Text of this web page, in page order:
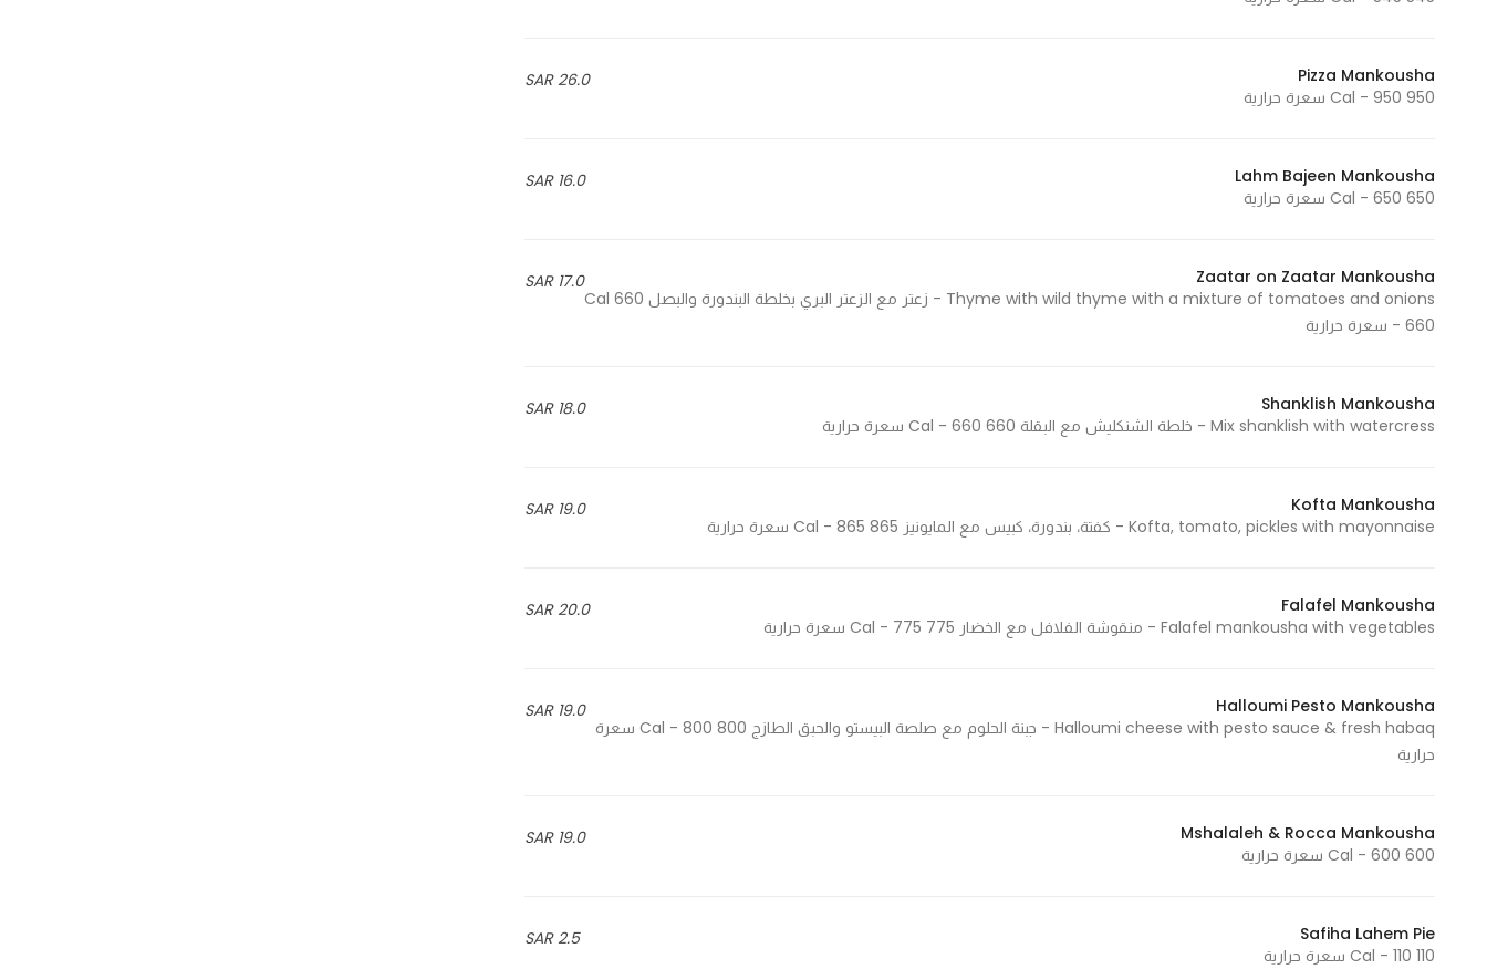
26.0 SAR
Pizza Mankousha
950 Cal - 950 سعرة حرارية
16.0 SAR
Lahm Bajeen Mankousha
650 Cal - 650 سعرة حرارية
17.0 SAR
Zaatar on Zaatar Mankousha
Thyme with wild thyme with a mixture of tomatoes and onions - زعتر مع الزعتر البري بخلطة البندورة والبصل 660 Cal
- 660 سعرة حرارية
18.0 SAR
Shanklish Mankousha
Mix shanklish with watercress - خلطة الشنكليش مع البقلة 660 Cal - 660 سعرة حرارية
19.0 SAR
Kofta Mankousha
Kofta, tomato, pickles with mayonnaise - كفتة، بندورة، كبيس مع المايونيز 865 Cal - 865 سعرة حرارية
20.0 SAR
Falafel Mankousha
Falafel mankousha with vegetables - منقوشة الفلافل مع الخضار 775 Cal - 775 سعرة حرارية
19.0 SAR
Halloumi Pesto Mankousha
Halloumi cheese with pesto sauce & fresh habaq - جبنة الحلوم مع صلصة البيستو والحبق الطازج 800 Cal - 800 سعرة
حرارية
19.0 SAR
Mshalaleh & Rocca Mankousha
600 Cal - 600 سعرة حرارية
2.5 SAR
Safiha Lahem Pie
110 Cal - 110 سعرة حرارية